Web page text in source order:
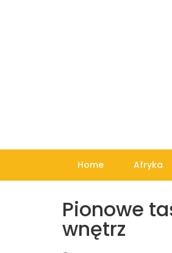
Home Afryka
Pionowe
wnętrz